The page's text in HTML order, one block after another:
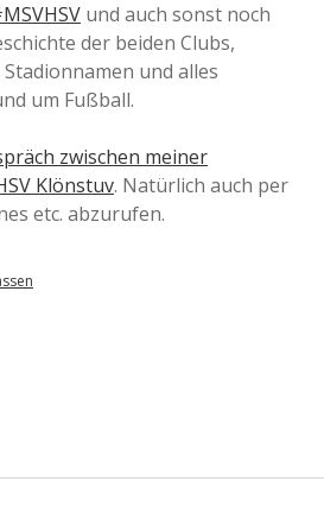
und auch sonst noch
der beiden Clubs,
und alles
um Fußball.
zwischen meiner
Klönstuv. Natürlich auch per
etc. abzurufen.